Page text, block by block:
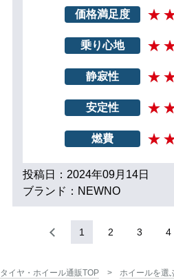
価格満足度
乗り心地
静寂性
安定性
燃費
投稿日：2024年09月14日
ブランド：NEWNO
1 2 3 4
タイヤ・ホイール通販TOP ホイールを選